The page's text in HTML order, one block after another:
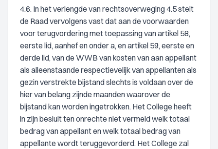
4.6. In het verlengde van rechtsoverweging 4.5 stelt
de Raad vervolgens vast dat aan de voorwaarden
voor terugvordering met toepassing van artikel 58,
eerste lid, aanhef en onder a, en artikel 59, eerste en
derde lid, van de WWB van kosten van aan appellant
als alleenstaande respectievelijk van appellanten als
gezin verstrekte bijstand slechts is voldaan over de
hier van belang zijnde maanden waarover de
bijstand kan worden ingetrokken. Het College heeft
in zijn besluit ten onrechte niet vermeld welk totaal
bedrag van appellant en welk totaal bedrag van
appellante wordt teruggevorderd. Het College zal